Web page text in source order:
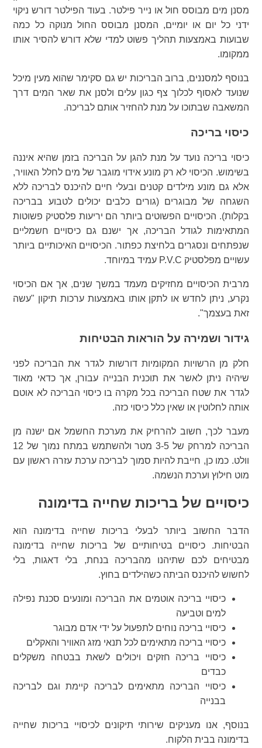
מסנן מים מבוסס חול או נייר פילטר. בעוד הפילטר דורש ניקוי
ידני כל יום או יומיים, המסנן מבוסס החול מנוקה כל כמה
שבועות באמצעות תהליך פשוט למדי שלא דורש להסיר אותו
ממקומו.
בנוסף למסננים, ברוב הבריכות יש גם סקימר שהוא מעין מיכל
שנועד לאסוף לכלוך צף כגון עלים ולסנן את שאר המים דרך
המשאבה שבתוכו על מנת להחזיר אותם לבריכה.
כיסוי בריכה
כיסוי בריכה נועד על מנת להגן על הבריכה בזמן שהיא איננה
בשימוש. הכיסוי לא רק מונע אידוי מוגבר של מים לחלל האוויר,
אלא גם מונע מילדים קטנים ובעלי חיים להיכנס לבריכה ללא
השגחה של מבוגרים (גורים כלבים יכולים לטבוע בבריכה
בקלות). הכיסויים הפשוטים ביותר הם יריעות פלסטיק פשוטות
המתאימות לגודל הבריכה, אך ישנם גם כיסויים חשמליים
שנפתחים ונסגרים בלחיצת כפתור. הכיסויים האיכותיים ביותר
עשויים מפלסטיק P.V.C עמיד במיוחד.
מרבית הכיסויים מחזיקים מעמד במשך שנים, אך אם הכיסוי
נקרע, ניתן לחדש או לתקן אותו באמצעות ערכות תיקון "עשה
זאת בעצמך".
גידור ושמירה על הוראות הבטיחות
חלק מן הרשויות המקומיות דורשות לגדר את הבריכה לפני
שיהיה ניתן לאשר את תוכנית הבנייה עבורן, אך כדאי מאוד
לגדר את שטח הבריכה בכל מקרה בו כיסוי הבריכה לא אוטם
אותה לחלוטין או שאין כלל כיסוי כזה.
מעבר לכך, חשוב להרחיק את מערכת החשמל אם ישנה מן
הבריכה למרחק של 3-5 מטר ולהשתמש במתח נמוך של 12
וולט. כמו כן, חייבת להיות סמוך לבריכה ערכת עזרה ראשון עם
מוט חילוץ וערכת הנשמה.
כיסויים של בריכות שחייה בדימונה
הדבר החשוב ביותר לבעלי בריכות שחייה בדימונה הוא
הבטיחות. כיסויים בטיחותיים של בריכות שחייה בדימונה
מבטיחים לכם שתיהנו מהבריכה בנחת, בלי דאגות, בלי
לחשוש להיכנס הביתה כשהילדים בחוץ.
כיסויי בריכה אוטמים את הבריכה ומונעים סכנת נפילה
למים וטביעה
כיסויי בריכה נוחים לתפעול על ידי אדם מבוגר
כיסויי בריכה מתאימים לכל תנאי מזג האוויר והאקלים
כיסויי בריכה חזקים ויכולים לשאת בבטחה משקלים
כבדים
כיסויי הבריכה מתאימים לבריכה קיימת וגם לבריכה
בבנייה
בנוסף, אנו מעניקים שירותי תיקונים לכיסויי בריכות שחייה
בדימונה בבית הלקוח.